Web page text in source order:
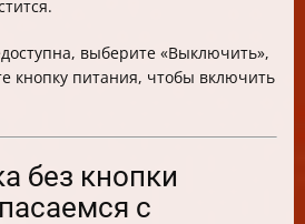
выберите «Выключить»,
кнопку питания, чтобы включить
без кнопки
с